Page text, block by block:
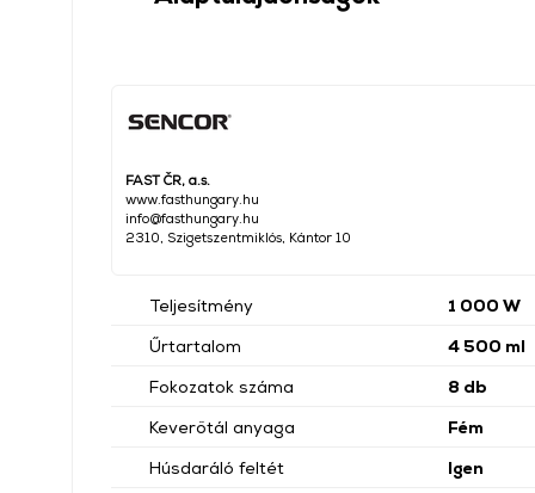
FAST ČR, a.s.
www.fasthungary.hu
info@fasthungary.hu
2310, Szigetszentmiklós, Kántor 10
Teljesítmény
1 000 W
Űrtartalom
4 500 ml
Fokozatok száma
8 db
Keverőtál anyaga
Fém
Húsdaráló feltét
Igen